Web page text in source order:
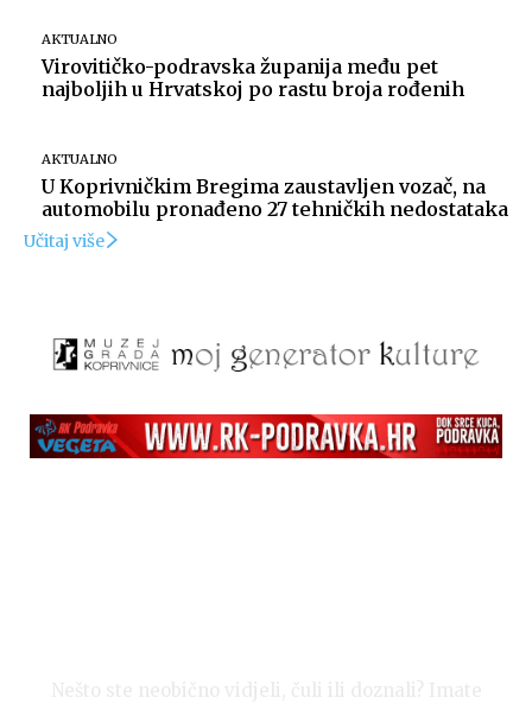
AKTUALNO
Virovitičko-podravska županija među pet
najboljih u Hrvatskoj po rastu broja rođenih
AKTUALNO
U Koprivničkim Bregima zaustavljen vozač, na
automobilu pronađeno 27 tehničkih nedostataka
Učitaj više